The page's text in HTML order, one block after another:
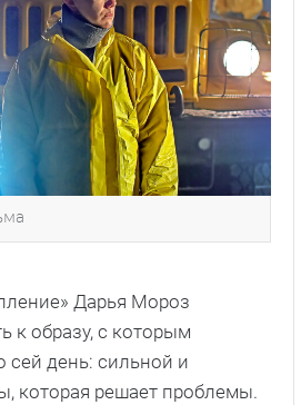
Дарья Мороз
к образу, с которым
сей день: сильной и
которая решает проблемы.